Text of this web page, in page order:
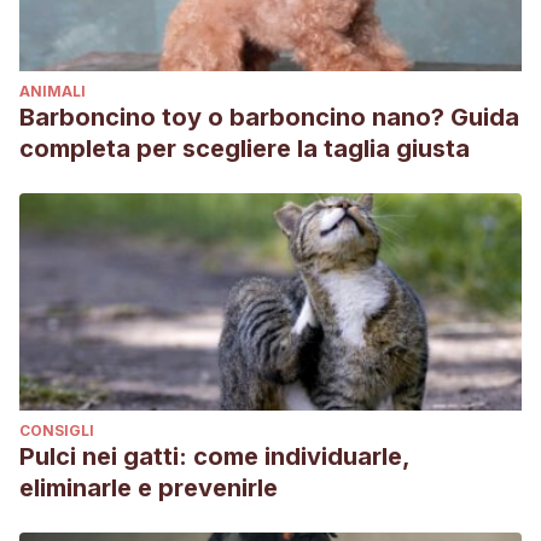
015-1360-0
Federación Europea de Fabricantes de Alimentos para
Animales de Compañía (2017).
alimentos completos y complementarios para perros y
gatos.
https://www.um.es/documents/14554/744854/Guias-
Nutricionales-FEDIAF-es-2017.pdf/410142b0-9ad7-4752-
a0a7-3b102b1dc3c0
DSM in Animal Nutrition & Health. Companion Animals:
Vitamin Nutrition Vitamins for Dogs and Cats.
https://www.dsm.com/markets/anh/en_US/Compendium/
Wakshlag, J. J., Rassnick, K. M., Malone, E. K., Struble,
A. M., Vachhani, P., Trump, D. L., & Tian, L. (2011).Cross-
sectional study to investigate the association between
vitamin D status and cutaneous mast cell tumours in
Labrador retrievers.
ANIMALI
Barboncino toy o barboncino nano? Guida
completa per scegliere la taglia giusta
CONSIGLI
Pulci nei gatti: come individuarle,
eliminarle e prevenirle